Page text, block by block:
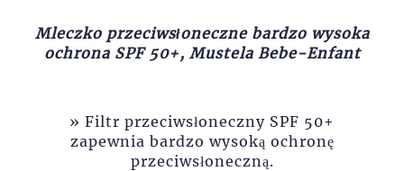
Mleczko przeciwsłoneczne bardzo wysoka
ochrona SPF 50+, Mustela Bebe-Enfant
Filtr przeciwsłoneczny SPF 50+
zapewnia bardzo wysoką ochronę
przeciwsłoneczną.